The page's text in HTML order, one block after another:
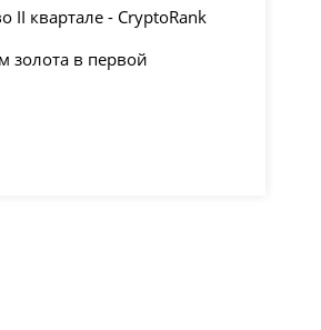
II квартале - CryptoRank
золота в первой